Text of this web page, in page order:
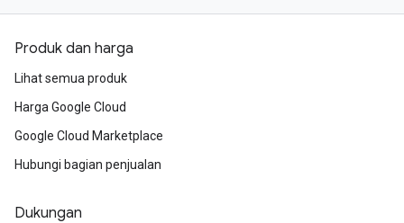
Produk dan harga
Lihat semua produk
Harga Google Cloud
Google Cloud Marketplace
Hubungi bagian penjualan
Dukungan